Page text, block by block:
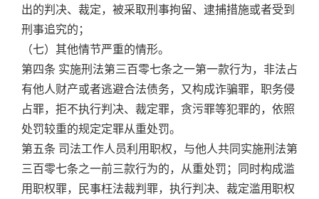
出的判决、裁定，被采取刑事拘留、逮捕措施或者受到
刑事追究的；
（七）其他情节严重的情形。
第四条 实施刑法第三百零七条之一第一款行为，非法占
有他人财产或者逃避合法债务，又构成诈骗罪，职务侵
占罪，拒不执行判决、裁定罪，贪污罪等犯罪的，依照
处罚较重的规定定罪从重处罚。
第五条 司法工作人员利用职权，与他人共同实施刑法第
三百零七条之一前三款行为的，从重处罚；同时构成滥
用职权罪，民事枉法裁判罪，执行判决、裁定滥用职权